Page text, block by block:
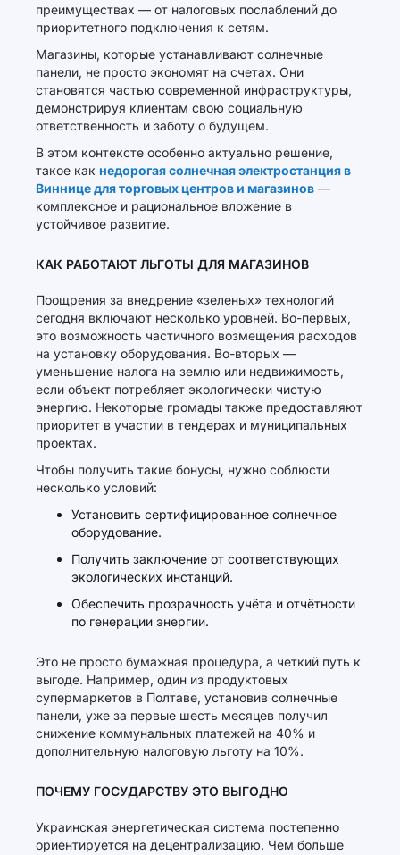
преимуществах — от налоговых послаблений до
приоритетного подключения к сетям.
Магазины, которые устанавливают солнечные
панели, не просто экономят на счетах. Они
становятся частью современной инфраструктуры,
демонстрируя клиентам свою социальную
ответственность и заботу о будущем.
В этом контексте особенно актуально решение,
такое как недорогая солнечная электростанция в
Виннице для торговых центров и магазинов —
комплексное и рациональное вложение в
устойчивое развитие.
КАК РАБОТАЮТ ЛЬГОТЫ ДЛЯ МАГАЗИНОВ
Поощрения за внедрение «зеленых» технологий
сегодня включают несколько уровней. Во-первых,
это возможность частичного возмещения расходов
на установку оборудования. Во-вторых —
уменьшение налога на землю или недвижимость,
если объект потребляет экологически чистую
энергию. Некоторые громады также предоставляют
приоритет в участии в тендерах и муниципальных
проектах.
Чтобы получить такие бонусы, нужно соблюсти
несколько условий:
Установить сертифицированное солнечное
оборудование.
Получить заключение от соответствующих
экологических инстанций.
Обеспечить прозрачность учёта и отчётности
по генерации энергии.
Это не просто бумажная процедура, а четкий путь к
выгоде. Например, один из продуктовых
супермаркетов в Полтаве, установив солнечные
панели, уже за первые шесть месяцев получил
снижение коммунальных платежей на 40% и
дополнительную налоговую льготу на 10%.
ПОЧЕМУ ГОСУДАРСТВУ ЭТО ВЫГОДНО
Украинская энергетическая система постепенно
ориентируется на децентрализацию. Чем больше